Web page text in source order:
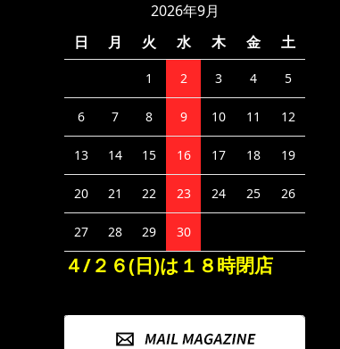
2026年9月
日
月 火 水 木 金 土
1 2 3 4 5
6 7 8 9 10 11 12
13 14 15 16 17 18 19
20 21 22 23 24 25 26
27 28 29 30
４/２６(日)は１８時閉店